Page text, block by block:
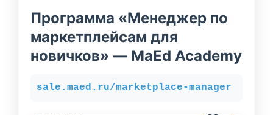
Программа «Менеджер по
маркетплейсам для
новичков» — MaEd Academy
sale.maed.ru/marketplace-manager